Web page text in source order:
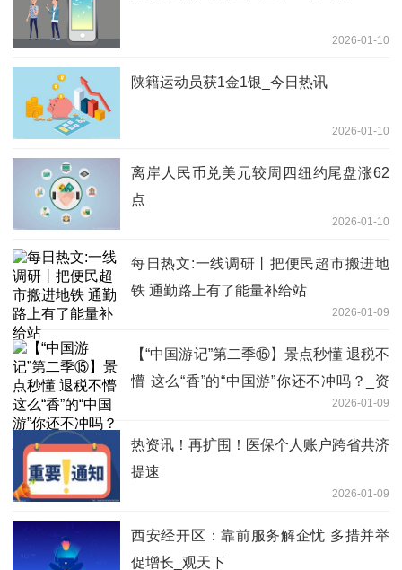
2026-01-10
陕籍运动员获1金1银_今日热讯
2026-01-10
离岸人民币兑美元较周四纽约尾盘涨62
点
2026-01-10
每日热文:一线调研丨把便民超市搬进地
铁 通勤路上有了能量补给站
2026-01-09
【“中国游记”第二季⑮】景点秒懂 退税不
懵 这么“香”的“中国游”你还不冲吗？_资
2026-01-09
热资讯！再扩围！医保个人账户跨省共济
提速
2026-01-09
西安经开区：靠前服务解企忧 多措并举
促增长_观天下